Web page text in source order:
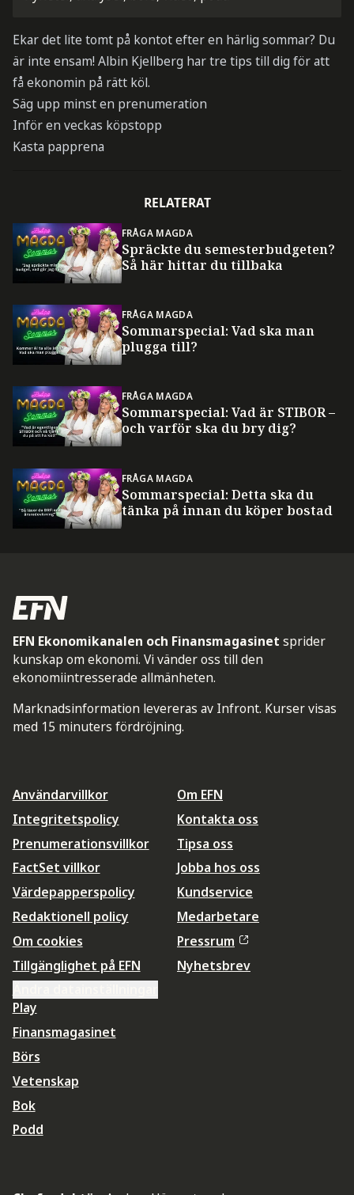
Ekar det lite tomt på kontot efter en härlig sommar? Du
är inte ensam! Albin Kjellberg har tre tips till dig för att
få ekonomin på rätt köl.
Säg upp minst en prenumeration
Inför en veckas köpstopp
Kasta papprena
RELATERAT
FRÅGA MAGDA
Spräckte du semesterbudgeten?
Så här hittar du tillbaka
FRÅGA MAGDA
Sommarspecial: Vad ska man
plugga till?
FRÅGA MAGDA
Sommarspecial: Vad är STIBOR –
och varför ska du bry dig?
FRÅGA MAGDA
Sommarspecial: Detta ska du
tänka på innan du köper bostad
EFN Ekonomikanalen och Finansmagasinet sprider
kunskap om ekonomi. Vi vänder oss till den
ekonomiintresserade allmänheten.
Marknadsinformation levereras av Infront. Kurser visas
med 15 minuters fördröjning.
Användarvillkor
Integritetspolicy
Prenumerationsvillkor
FactSet villkor
Värdepapperspolicy
Redaktionell policy
Om cookies
Tillgänglighet på EFN
Om EFN
Kontakta oss
Tipsa oss
Jobba hos oss
Kundservice
Medarbetare
Pressrum
Nyhetsbrev
Play
Finansmagasinet
Börs
Vetenskap
Bok
Podd